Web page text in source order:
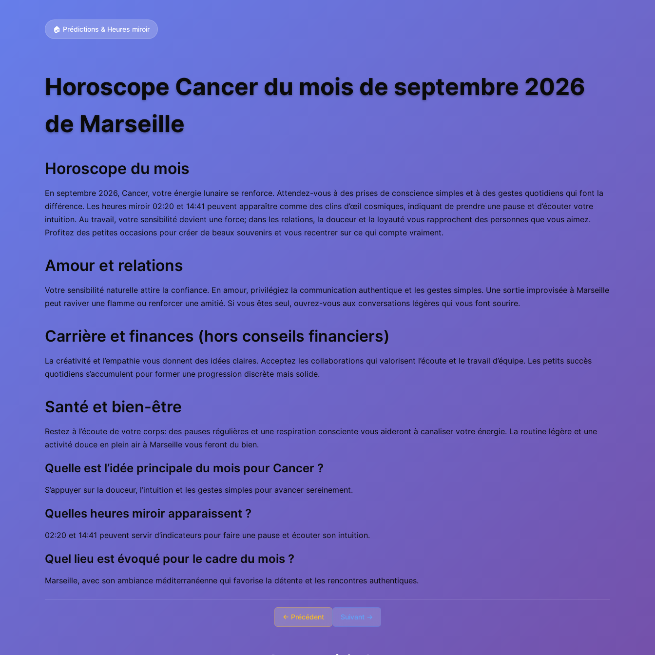
🏠 Prédictions & Heures miroir
Horoscope Cancer du mois de septembre 2026
de Marseille
Horoscope du mois
En septembre 2026, Cancer, votre énergie lunaire se renforce. Attendez-vous à des prises de conscience simples et à des gestes quotidiens qui font la
différence. Les heures miroir 02:20 et 14:41 peuvent apparaître comme des clins d’œil cosmiques, indiquant de prendre une pause et d’écouter votre
intuition. Au travail, votre sensibilité devient une force; dans les relations, la douceur et la loyauté vous rapprochent des personnes que vous aimez.
Profitez des petites occasions pour créer de beaux souvenirs et vous recentrer sur ce qui compte vraiment.
Amour et relations
Votre sensibilité naturelle attire la confiance. En amour, privilégiez la communication authentique et les gestes simples. Une sortie improvisée à Marseille
peut raviver une flamme ou renforcer une amitié. Si vous êtes seul, ouvrez-vous aux conversations légères qui vous font sourire.
Carrière et finances (hors conseils financiers)
La créativité et l’empathie vous donnent des idées claires. Acceptez les collaborations qui valorisent l’écoute et le travail d’équipe. Les petits succès
quotidiens s’accumulent pour former une progression discrète mais solide.
Santé et bien-être
Restez à l’écoute de votre corps: des pauses régulières et une respiration consciente vous aideront à canaliser votre énergie. La routine légère et une
activité douce en plein air à Marseille vous feront du bien.
Quelle est l’idée principale du mois pour Cancer ?
S’appuyer sur la douceur, l’intuition et les gestes simples pour avancer sereinement.
Quelles heures miroir apparaissent ?
02:20 et 14:41 peuvent servir d’indicateurs pour faire une pause et écouter son intuition.
Quel lieu est évoqué pour le cadre du mois ?
Marseille, avec son ambiance méditerranéenne qui favorise la détente et les rencontres authentiques.
← Précédent Suivant →